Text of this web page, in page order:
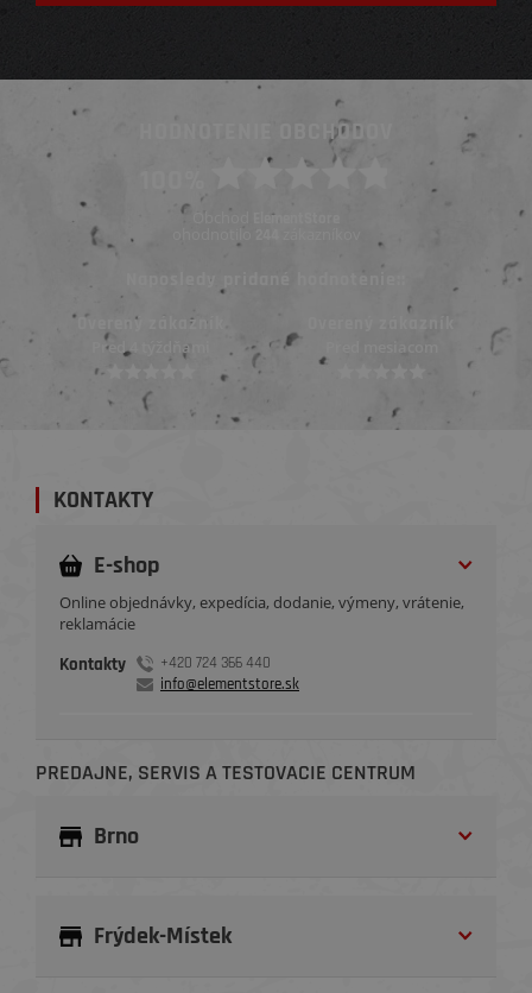
HODNOTENIE OBCHODOV
Obchod ElementStore
ohodnotilo
Naposledy pridané hodnotenie::
Overený zákazník
Pred 4 týždňami
KONTAKTY
E-shop
Online objednávky, expedícia, dodanie, výmeny, vrátenie,
reklamácie
Kontakty
+420 724 366 440
info@elementstore.sk
PREDAJNE, SERVIS A TESTOVACIE CENTRUM
Brno
Frýdek-Místek